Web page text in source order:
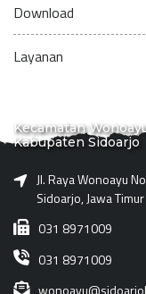
Download
Layanan
Kecamatan
Kabupaten Sidoarjo
Jl. Raya Wonoayu
Sidoarjo, Jawa
031 8971009
031 8971009